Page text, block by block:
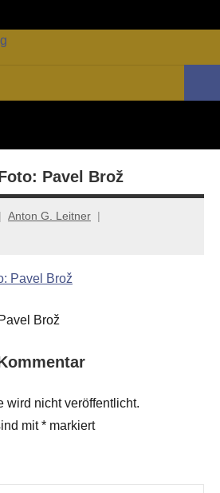
Pavel Brož
Anton G. Leitner
Brož
wird nicht veröffentlicht.
mit* markiert